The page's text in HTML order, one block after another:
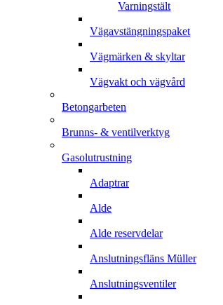
Varningstält
Vägavstängningspaket
Vägmärken & skyltar
Vägvakt och vägvård
Betongarbeten
Brunns- & ventilverktyg
Gasolutrustning
Adaptrar
Alde
Alde reservdelar
Anslutningsfläns Müller
Anslutningsventiler